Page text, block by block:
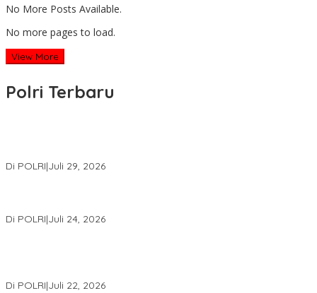
No More Posts Available.
No more pages to load.
View More
Polri Terbaru
Di POLRI|Juli 29, 2026
Di POLRI|Juli 24, 2026
Di POLRI|Juli 22, 2026